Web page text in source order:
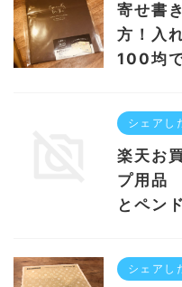
寄せ書
方！入
100均
シェアし
楽天お
プ用品
とペン
シェアし